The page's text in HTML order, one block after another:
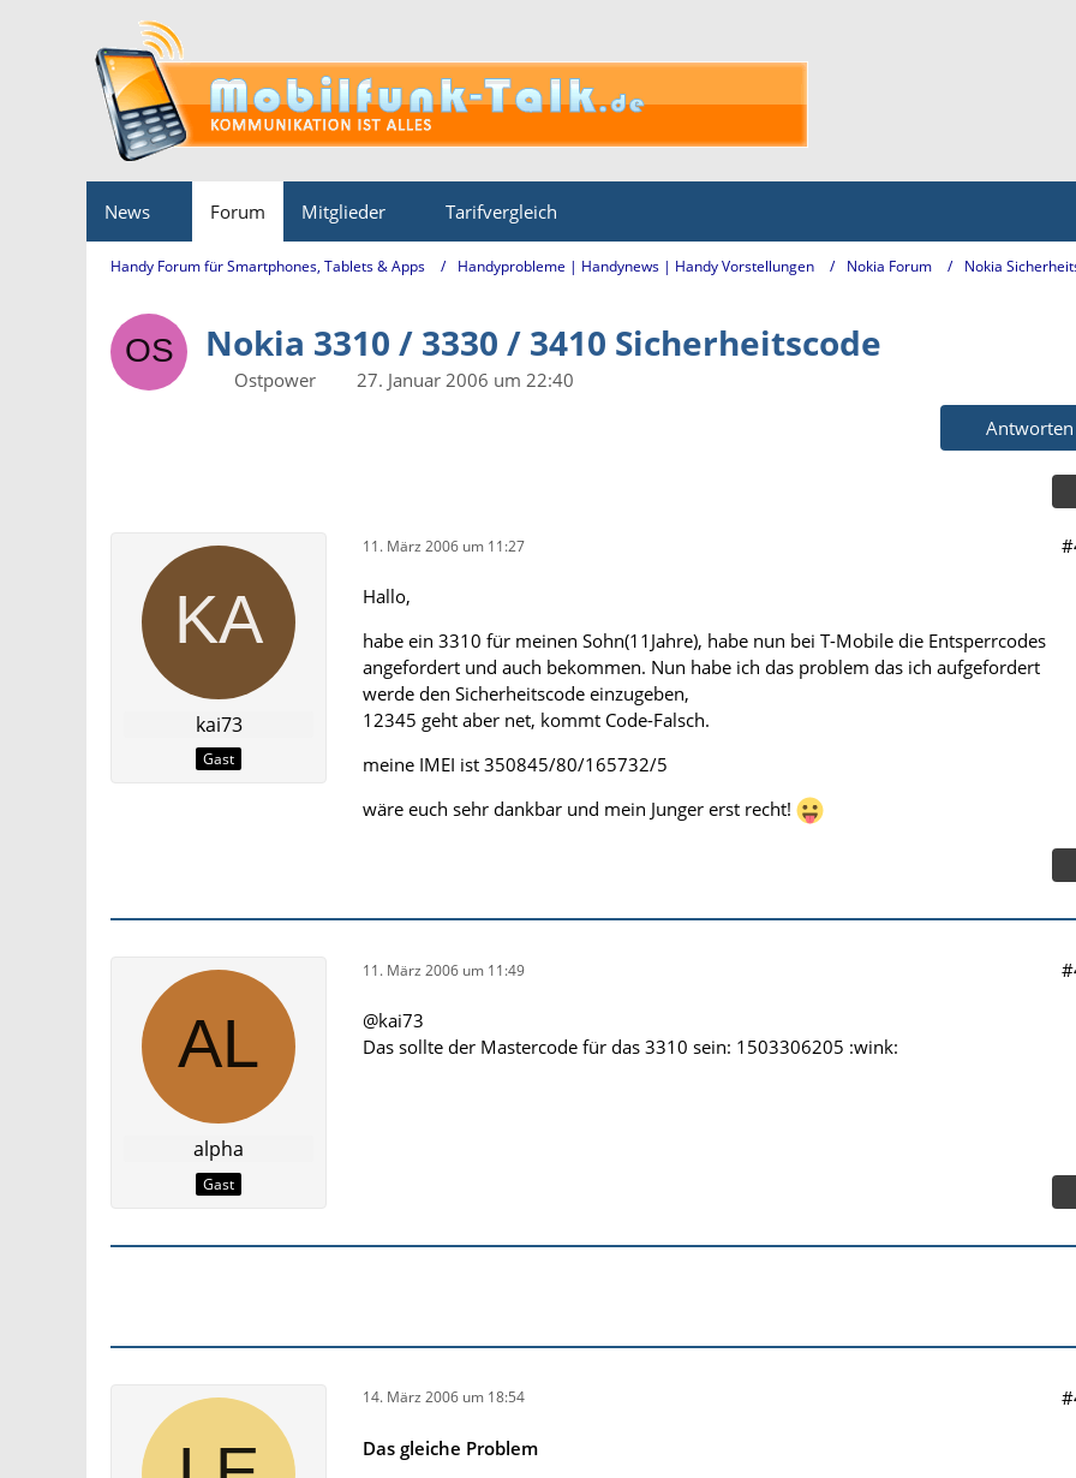
News Forum Mitglieder Tarifvergleich
Handy Forum für Smartphones, Tablets & Apps Handyprobleme | Handynews | Handy Vorstellungen Nokia Forum Nokia
Nokia 3310 / 3330 / 3410 Sicherheitscode
Ostpower
27. Januar 2006 um 22:40
Antworten
kai73
Gast
11. März 2006 um 11:27
Hallo,
habe ein 3310 für meinen Sohn(11Jahre), habe nun bei T-Mobile die Entsperrcodes
angefordert und auch bekommen. Nun habe ich das problem das ich aufgefordert
werde den Sicherheitscode einzugeben,
12345 geht aber net, kommt Code-Falsch.
meine IMEI ist 350845/80/165732/5
wäre euch sehr dankbar und mein Junger erst recht!
alpha
Gast
11. März 2006 um 11:49
@kai73
Das sollte der Mastercode für das 3310 sein: 1503306205 :wink:
14. März 2006 um 18:54
Das gleiche Problem